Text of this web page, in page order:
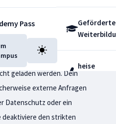
Geförderte
heise
Pass365 gefunden
geladen werden. Dein
externe Anfragen
Datenschutz oder ein
den strikten